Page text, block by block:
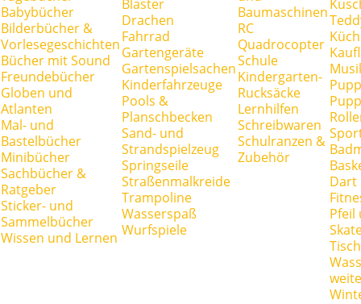
Babybücher
Bilderbücher &
Vorlesegeschichten
Bücher mit Sound
Freundebücher
Globen und
Atlanten
Mal- und
Bastelbücher
Minibücher
Sachbücher &
Ratgeber
Sticker- und
Sammelbücher
Wissen und Lernen
Blaster
Drachen
Fahrrad
Gartengeräte
Gartenspielsachen
Kinderfahrzeuge
Pools &
Planschbecken
Sand- und
Strandspielzeug
Springseile
Straßenmalkreide
Trampoline
Wasserspaß
Wurfspiele
Baumaschinen
RC
Quadrocopter
Schule
Kindergarten-
Rucksäcke
Lernhilfen
Schreibwaren
Schulranzen &
Zubehör
Dart
Pfeil